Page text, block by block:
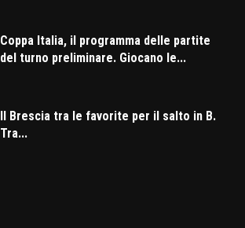
Coppa Italia, il programma delle partite
del turno preliminare. Giocano le...
Il Brescia tra le favorite per il salto in B.
Tra...